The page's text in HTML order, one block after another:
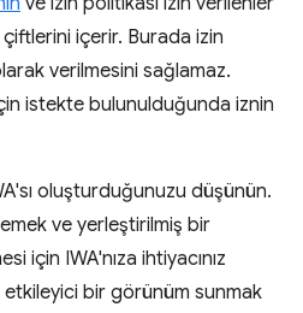
içerir. Burada izin
verilmesini sağlamaz.
istekte bulunulduğunda iznin
oluşturduğunuzu düşünün.
ve yerleştirilmiş bir
için IWA'nıza ihtiyacınız
etkileyici bir görünüm sunmak